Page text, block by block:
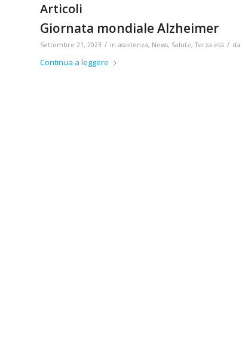
Articoli
Giornata mondiale Alzheimer
Settembre 21, 2023 / in assistenza, News, Salute,Terza età / da
Continua a leggere